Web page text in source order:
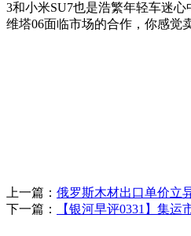
3和小米SU7也是浩繁年轻车迷
维塔06面临市场的合作，你感觉
上一篇： 俄罗斯木材出口单价立
下一篇：
【银河早评0331】集